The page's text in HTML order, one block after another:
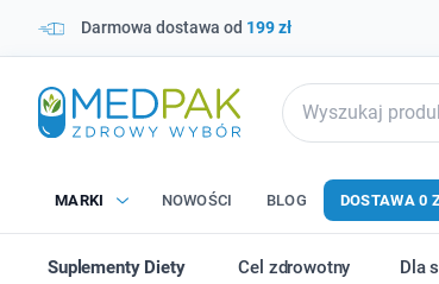
Darmowa dostawa od 199 zł
MARKI NOWOŚCI BLOG DOSTAWA 0
Suplementy Diety Cel zdrowotny Dla